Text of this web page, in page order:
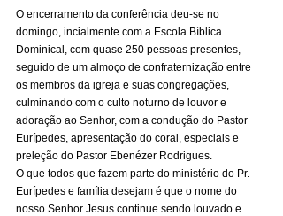
O encerramento da conferência deu-se no
domingo, incialmente com a Escola Bíblica
Dominical, com quase 250 pessoas presentes,
seguido de um almoço de confraternização entre
os membros da igreja e suas congregações,
culminando com o culto noturno de louvor e
adoração ao Senhor, com a condução do Pastor
Eurípedes, apresentação do coral, especiais e
preleção do Pastor Ebenézer Rodrigues.
O que todos que fazem parte do ministério do Pr.
Eurípedes e família desejam é que o nome do
nosso Senhor Jesus continue sendo louvado e